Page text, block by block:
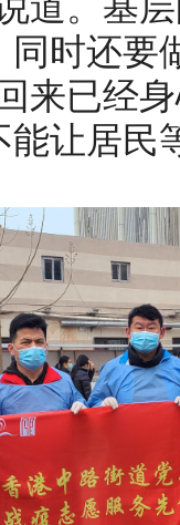
时还要
来已经
让居民